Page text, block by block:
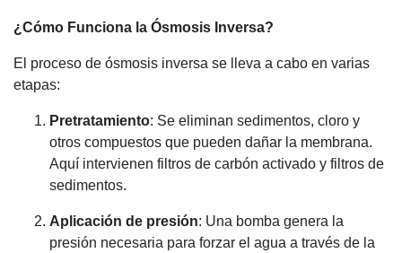
¿Cómo Funciona la Ósmosis Inversa?
El proceso de ósmosis inversa se lleva a cabo en varias
etapas:
Pretratamiento: Se eliminan sedimentos, cloro y
otros compuestos que pueden dañar la membrana.
Aquí intervienen filtros de carbón activado y filtros de
sedimentos.
Aplicación de presión: Una bomba genera la
presión necesaria para forzar el agua a través de la